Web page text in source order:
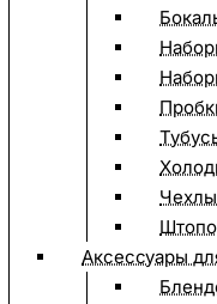
Аксессуары